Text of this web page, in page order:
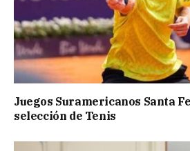
Juegos Suramericanos Santa
selección de Tenis